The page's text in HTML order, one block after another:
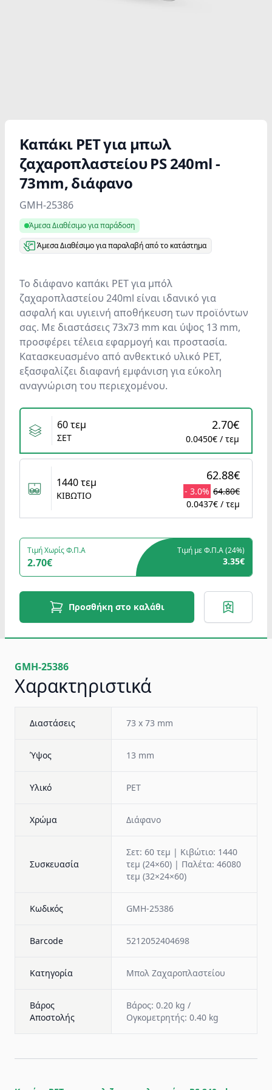
Καπάκι PET για μπωλ
ζαχαροπλαστείου PS 240ml -
73mm, διάφανο
Product information
GMH-25386
Άμεσα Διαθέσιμο για παράδοση
Άμεσα Διαθέσιμο για παραλαβή από το κατάστημα
Το διάφανο καπάκι PET για μπόλ
ζαχαροπλαστείου 240ml είναι ιδανικό για
ασφαλή και υγιεινή αποθήκευση των προϊόντων
σας. Με διαστάσεις 73x73 mm και ύψος 13 mm,
προσφέρει τέλεια εφαρμογή και προστασία.
Κατασκευασμένο από ανθεκτικό υλικό PET,
εξασφαλίζει διαφανή εμφάνιση για εύκολη
αναγνώριση του περιεχομένου.
Variants
60 τεμ
ΣΕΤ
2.70€
0.0450€ / τεμ
1440 τεμ
ΚΙΒΩΤΙΟ
62.88€
- 3.0% 64.80€
0.0437€ / τεμ
Τιμή Χωρίς Φ.Π.Α
2.70€
Τιμή με Φ.Π.Α (24%)
3.35€
Προσθήκη στο καλάθι
GMH-25386
Χαρακτηριστικά
Διαστάσεις 73 x 73 mm
Ύψος 13 mm
Υλικό PET
Χρώμα Διάφανο
Συσκευασία
Σετ: 60 τεμ | Κιβώτιο: 1440
τεμ (24×60) | Παλέτα: 46080
τεμ (32×24×60)
Κωδικός GMH-25386
Barcode 5212052404698
Κατηγορία Μπολ Ζαχαροπλαστείου
Βάρος
Αποστολής
Βάρος: 0.20 kg /
Ογκομετρητής: 0.40 kg